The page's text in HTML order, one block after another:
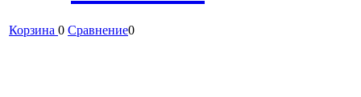
Корзина 0 Сравнение0